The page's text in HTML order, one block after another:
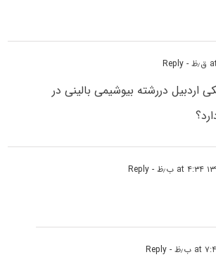
- Reply
اردبیل دررشته بیوشیمی بالینی در
- Reply
- Reply